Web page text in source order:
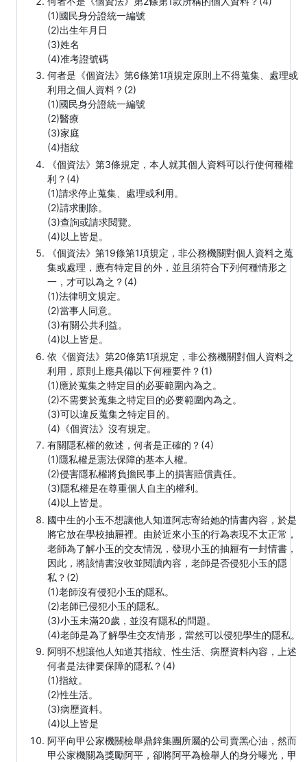
(1)國民身分證統一編號
(2)出生年月日
(3)姓名
(4)准考證號碼
何者是《個資法》第6條第1項規定原則上不得蒐集、處理或
利用之個人資料？(2)
(1)國民身分證統一編號
(2)醫療
(3)家庭
(4)指紋
《個資法》第3條規定，本人就其個人資料可以行使何種權
利？(4)
(1)請求停止蒐集、處理或利用。
(2)請求刪除。
(3)查詢或請求閱覽。
(4)以上皆是。
《個資法》第19條第1項規定，非公務機關對個人資料之蒐
集或處理，應有特定目的外，並且須符合下列何種情形之
一，才可以為之？(4)
(1)法律明文規定。
(2)當事人同意。
(3)有關公共利益。
(4)以上皆是。
依《個資法》第20條第1項規定，非公務機關對個人資料之
利用，原則上應具備以下何種要件？(1)
(1)應於蒐集之特定目的必要範圍內為之。
(2)不需要於蒐集之特定目的必要範圍內為之。
(3)可以違反蒐集之特定目的。
(4)《個資法》沒有規定。
有關隱私權的敘述，何者是正確的？(4)
(1)隱私權是憲法保障的基本人權。
(2)侵害隱私權將負擔民事上的損害賠償責任。
(3)隱私權是在尊重個人自主的權利。
(4)以上皆是。
國中生的小玉不想讓他人知道阿志寄給她的情書內容，於是
將它放在學校抽屜裡。由於近來小玉的行為表現不太正常，
老師為了解小玉的交友情況，發現小玉的抽屜有一封情書，
因此，將該情書沒收並閱讀內容，老師是否侵犯小玉的隱
私？(2)
(1)老師沒有侵犯小玉的隱私。
(2)老師已侵犯小玉的隱私。
(3)小玉未滿20歲，並沒有隱私的問題。
(4)老師是為了解學生交友情形，當然可以侵犯學生的隱私。
阿明不想讓他人知道其指紋、性生活、病歷資料內容，上述
何者是法律要保障的隱私？(4)
(1)指紋。
(2)性生活。
(3)病歷資料。
(4)以上皆是
阿平向甲公家機關檢舉鼎鋅集團所屬的公司賣黑心油，然而
甲公家機關為獎勵阿平，卻將阿平為檢舉人的身分曝光，甲